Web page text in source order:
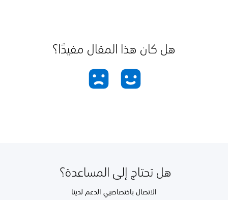
هل كان هذا المقال مفيدًا؟
هل تحتاج إلى المساعدة؟
الاتصال باختصاصيي الدعم لدينا